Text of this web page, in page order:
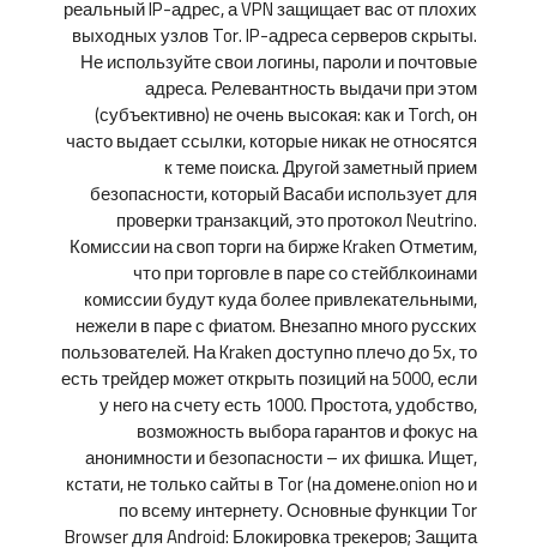
реальный IP-адрес, а VPN защищает вас от плохих
выходных узлов Tor. IP-адреса серверов скрыты.
Не используйте свои логины, пароли и почтовые
адреса. Релевантность выдачи при этом
(субъективно) не очень высокая: как и Torch, он
часто выдает ссылки, которые никак не относятся
к теме поиска. Другой заметный прием
безопасности, который Васаби использует для
проверки транзакций, это протокол Neutrino.
Комиссии на своп торги на бирже Kraken Отметим,
что при торговле в паре со стейблкоинами
комиссии будут куда более привлекательными,
нежели в паре с фиатом. Внезапно много русских
пользователей. На Kraken доступно плечо до 5х, то
есть трейдер может открыть позиций на 5000, если
у него на счету есть 1000. Простота, удобство,
возможность выбора гарантов и фокус на
анонимности и безопасности – их фишка. Ищет,
кстати, не только сайты в Tor (на домене.onion но и
по всему интернету. Основные функции Tor
Browser для Android: Блокировка трекеров; Защита